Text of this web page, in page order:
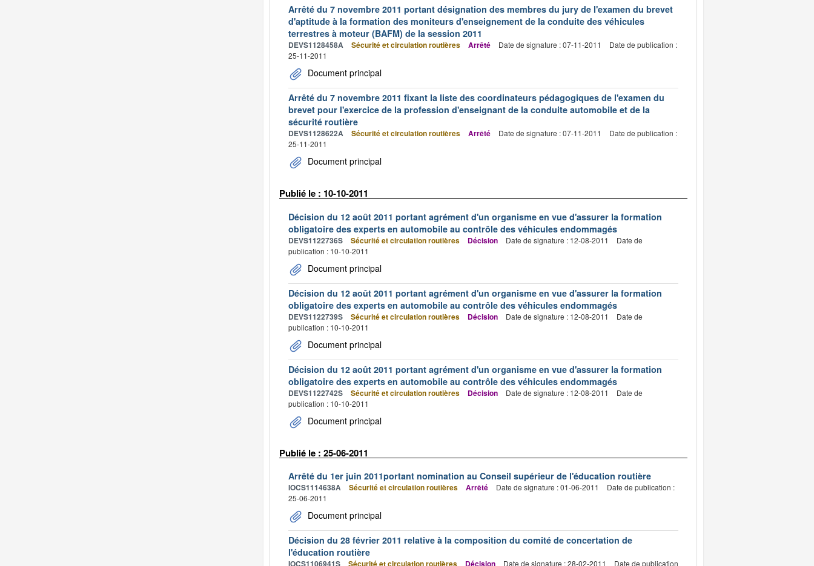
Arrêté du 7 novembre 2011 portant désignation des membres du jury de l'examen du brevet
d'aptitude à la formation des moniteurs d'enseignement de la conduite des véhicules
terrestres à moteur (BAFM) de la session 2011
DEVS1128458A Sécurité et circulation routières Arrêté Date de signature : 07-11-2011
Date de publication :
25-11-2011
Document principal
Arrêté du 7 novembre 2011 fixant la liste des coordinateurs pédagogiques de l'examen du
brevet pour l'exercice de la profession d'enseignant de la conduite automobile et de la
sécurité routière
DEVS1128622A Sécurité et circulation routières Arrêté Date de signature : 07-11-2011
Date de publication :
25-11-2011
Document principal
Publié le : 10-10-2011
Décision du 12 août 2011 portant agrément d'un organisme en vue d'assurer la formation
obligatoire des experts en automobile au contrôle des véhicules endommagés
DEVS1122736S Sécurité et circulation routières Décision Date de signature : 12-08-2011
Date de
publication : 10-10-2011
Document principal
Décision du 12 août 2011 portant agrément d'un organisme en vue d'assurer la formation
obligatoire des experts en automobile au contrôle des véhicules endommagés
DEVS1122739S Sécurité et circulation routières Décision Date de signature : 12-08-2011
Date de
publication : 10-10-2011
Document principal
Décision du 12 août 2011 portant agrément d'un organisme en vue d'assurer la formation
obligatoire des experts en automobile au contrôle des véhicules endommagés
DEVS1122742S Sécurité et circulation routières Décision Date de signature : 12-08-2011
Date de
publication : 10-10-2011
Document principal
Publié le : 25-06-2011
Arrêté du 1er juin 2011portant nomination au Conseil supérieur de l'éducation routière
IOCS1114638A Sécurité et circulation routières Arrêté Date de signature : 01-06-2011
Date de publication :
25-06-2011
Document principal
Décision du 28 février 2011 relative à la composition du comité de concertation de
l'éducation routière
IOCS1106941S Sécurité et circulation routières Décision Date de signature : 28-02-2011 Date de publication